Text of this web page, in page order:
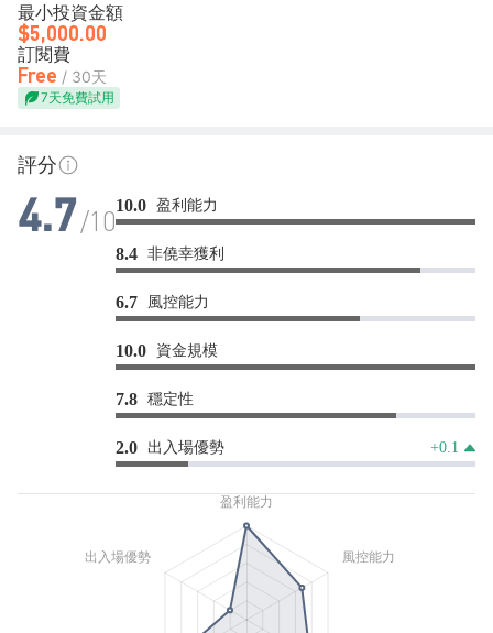
最小投資金額
$5,000.00
訂閱費
Free / 30天
7天免費試用
評分
4.7/1010.0 盈利能力
8.4 非僥幸獲利
6.7 風控能力
10.0 資金規模
7.8 穩定性
2.0 出入場優勢 +0.1